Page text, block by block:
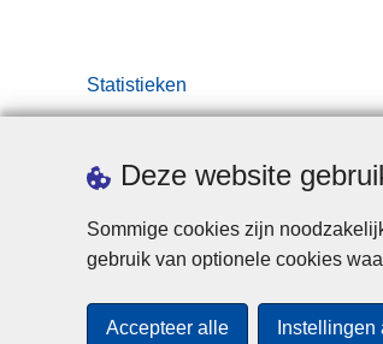
Deze website
Sommige cookies zijn
gebruik van optionele cookies
Accepteer alle Instellingen
Statistieken